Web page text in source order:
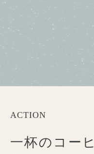
ACTION
一杯のコー